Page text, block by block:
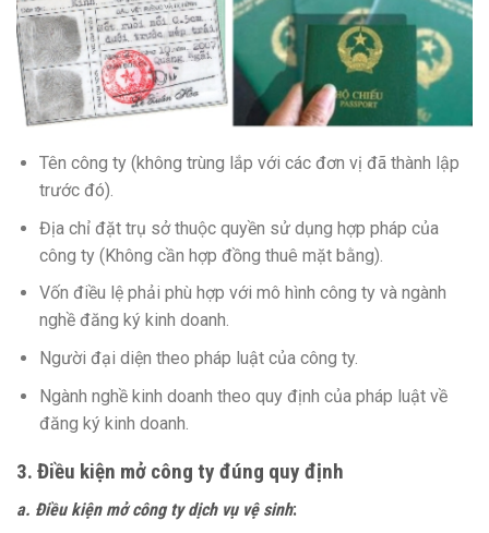
Tên công ty (không trùng lắp với các đơn vị đã thành lập
trước đó).
Địa chỉ đặt trụ sở thuộc quyền sử dụng hợp pháp của
công ty (Không cần hợp đồng thuê mặt bằng).
Vốn điều lệ phải phù hợp với mô hình công ty và ngành
nghề đăng ký kinh doanh.
Người đại diện theo pháp luật của công ty.
Ngành nghề kinh doanh theo quy định của pháp luật về
đăng ký kinh doanh.
3. Điều kiện mở công ty đúng quy định
a. Điều kiện mở công ty dịch vụ vệ sinh: